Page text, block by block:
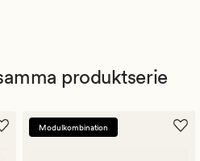
produktserie
Modulkombination